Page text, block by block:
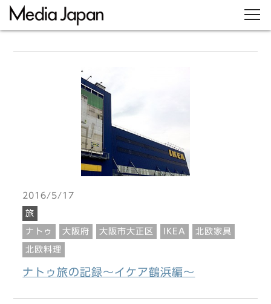
2016/5/17
旅
ナトゥ 大阪府 大阪市大正区 IKEA 北欧家具
北欧料理
ナトゥ旅の記録～イケア鶴浜編～